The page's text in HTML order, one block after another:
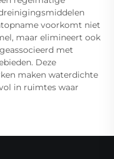
voorkomt niet
maar elimineert ook
met
Deze
maken waterdichte
in ruimtes waar